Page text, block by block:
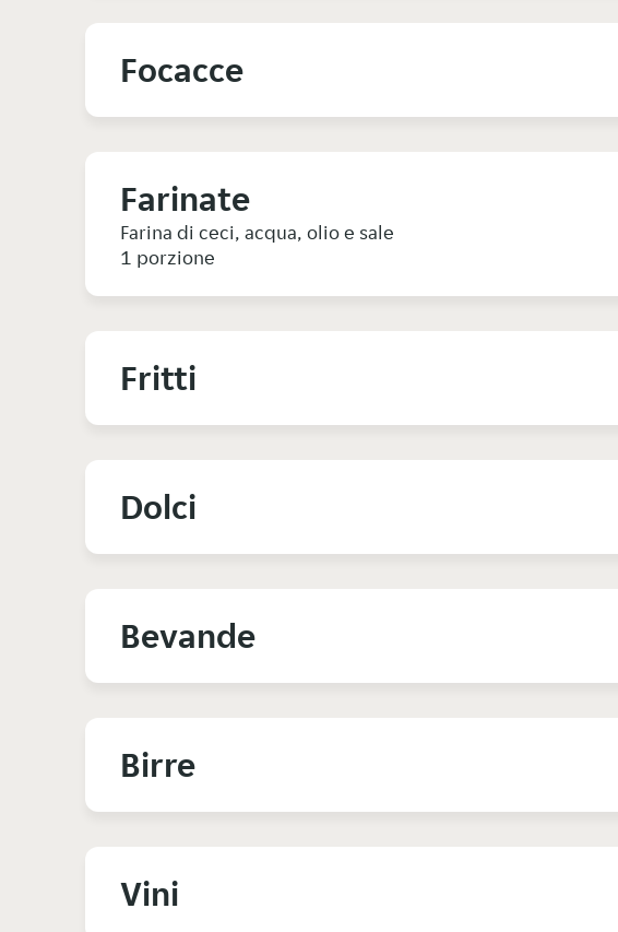
Focacce
Farinate
Farina di ceci, acqua, olio e sale
1 porzione
Fritti
Dolci
Bevande
Birre
Vini